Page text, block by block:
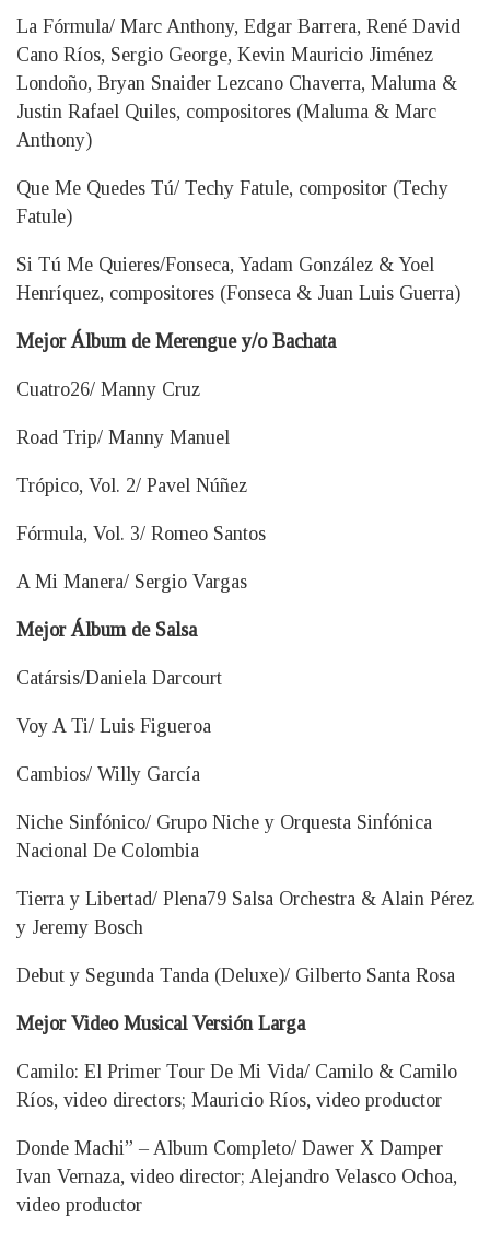
La Fórmula/ Marc Anthony, Edgar Barrera, René David
Cano Ríos, Sergio George, Kevin Mauricio Jiménez
Londoño, Bryan Snaider Lezcano Chaverra, Maluma &
Justin Rafael Quiles, compositores (Maluma & Marc
Anthony)
Que Me Quedes Tú/ Techy Fatule, compositor (Techy
Fatule)
Si Tú Me Quieres/Fonseca, Yadam González & Yoel
Henríquez, compositores (Fonseca & Juan Luis Guerra)
Mejor Álbum de Merengue y/o Bachata
Cuatro26/ Manny Cruz
Road Trip/ Manny Manuel
Trópico, Vol. 2/ Pavel Núñez
Fórmula, Vol. 3/ Romeo Santos
A Mi Manera/ Sergio Vargas
Mejor Álbum de Salsa
Catársis/Daniela Darcourt
Voy A Ti/ Luis Figueroa
Cambios/ Willy García
Niche Sinfónico/ Grupo Niche y Orquesta Sinfónica
Nacional De Colombia
Tierra y Libertad/ Plena79 Salsa Orchestra & Alain Pérez
y Jeremy Bosch
Debut y Segunda Tanda (Deluxe)/ Gilberto Santa Rosa
Mejor Video Musical Versión Larga
Camilo: El Primer Tour De Mi Vida/ Camilo & Camilo
Ríos, video directors; Mauricio Ríos, video productor
Donde Machi” – Album Completo/ Dawer X Damper
Ivan Vernaza, video director; Alejandro Velasco Ochoa,
video productor